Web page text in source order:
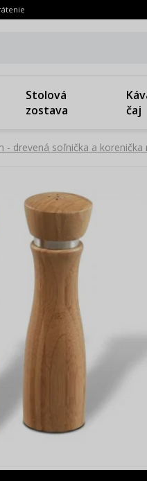
Stolová
zostava
čaj
- drevená soľnička a